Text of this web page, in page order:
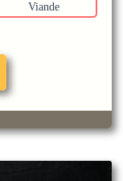
Viande